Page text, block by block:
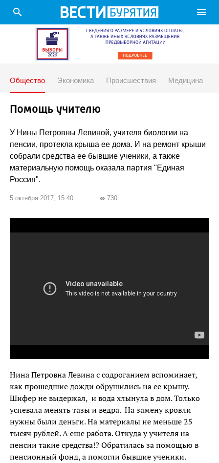
search menu
Общество Экономика Происшествия Медицина
Помощь учителю
У Нины Петровны Левиной, учителя биологии на
пенсии, протекла крыша ее дома. И на ремонт крыши
собрали средства ее бывшие ученики, а также
материальную помощь оказала партия "Единая
Россия".
5 октября 2017, 15:40 visibility 730
Нина Петровна Левина с содроганием вспоминает,
как прошедшие дожди обрушились на ее крышу.
Шифер не выдержал, и вода хлынула в дом. Только
успевала менять тазы и ведра. На замену кровли
нужны были деньги. На материалы не меньше 25
тысяч рублей. А еще работа. Откуда у учителя на
пенсии такие средства!? Обратилась за помощью в
пенсионный фонд, а помогли бывшие ученики.